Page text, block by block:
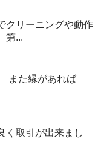
クリーニングや動作
第...
また縁があれば
取引が出来まし